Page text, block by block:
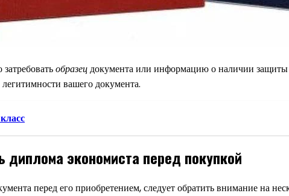
образецдокумента или информацию о наличии защиты
легитимности вашего документа.
диплома экономиста перед покупкой
перед его приобретением, следует обратить внимание на